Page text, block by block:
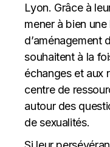
Lyon. Grâce à
mener à bien
d’aménagement
souhaitent à la
échanges et aux
centre de
autour des
de sexualités.